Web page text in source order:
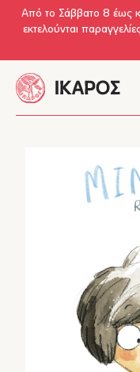
Skip to main content
Από το Σάββατο 8 έως
εκτελούνται